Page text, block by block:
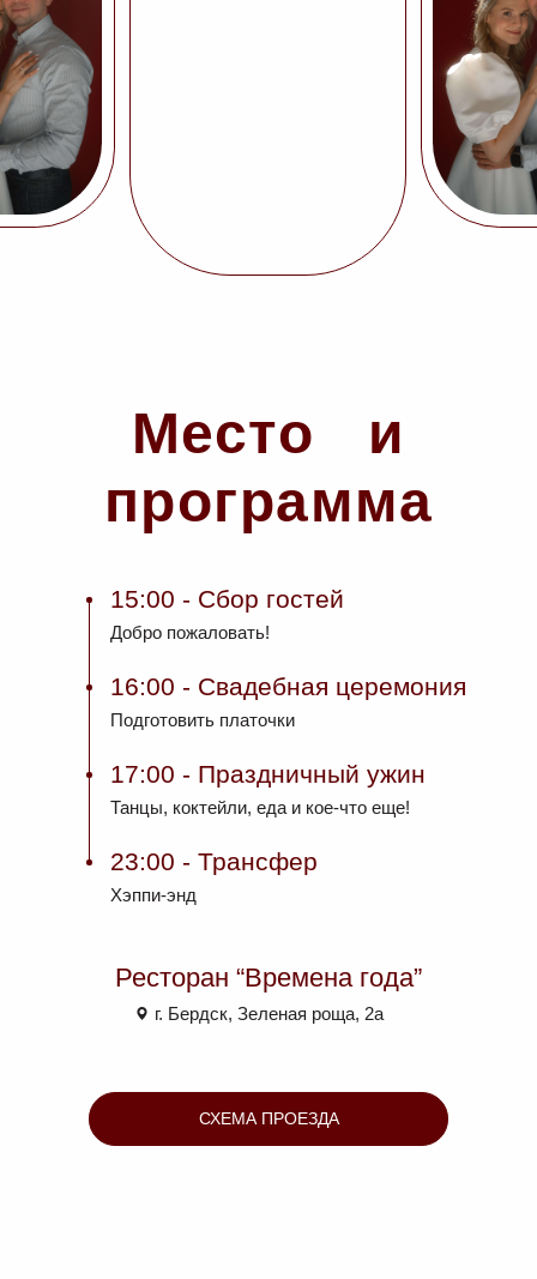
Место и
программа
15:00 - Сбор гостей
Добро пожаловать!
16:00 - Свадебная церемония
Подготовить платочки
17:00 - Праздничный ужин
Танцы, коктейли, еда и кое-что еще!
23:00 - Трансфер
Хэппи-энд
г. Бердск, Зеленая роща, 2а
Ресторан “Времена года”
СХЕМА ПРОЕЗДА